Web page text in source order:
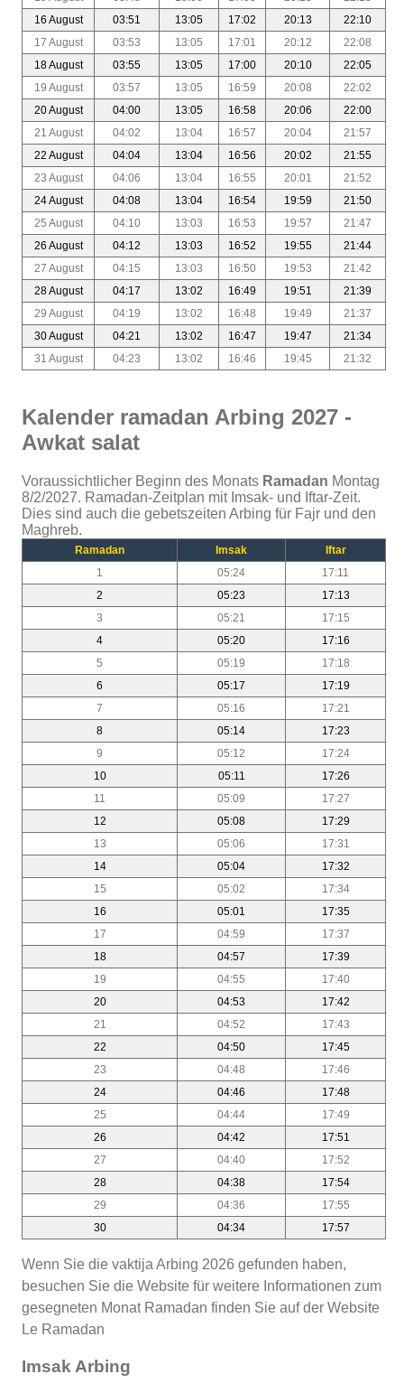
16 August
03:51 13:05 17:02 20:13
22:10
17 August
03:53 13:05 17:01 20:12
22:08
18 August
03:55 13:05 17:00 20:10
22:05
19 August
03:57 13:05 16:59 20:08
22:02
20 August
04:00 13:05 16:58 20:06
22:00
21 August
04:02 13:04 16:57 20:04
21:57
22 August
04:04 13:04 16:56 20:02
21:55
23 August
04:06 13:04 16:55 20:01
21:52
24 August
04:08 13:04 16:54 19:59
21:50
25 August
04:10 13:03 16:53 19:57
21:47
26 August
04:12 13:03 16:52 19:55
21:44
27 August
04:15 13:03 16:50 19:53
21:42
28 August
04:17 13:02 16:49 19:51
21:39
29 August
04:19 13:02 16:48 19:49
21:37
30 August
04:21 13:02 16:47 19:47
21:34
31 August
04:23 13:02 16:46 19:45 21:32
Kalender ramadan Arbing 2027 -
Awkat salat
Voraussichtlicher Beginn des Monats Ramadan Montag
8/2/2027. Ramadan-Zeitplan mit Imsak- und Iftar-Zeit.
Dies sind auch die gebetszeiten Arbing für Fajr und den
Maghreb.
Ramadan Imsak
Iftar
1
05:24
17:11
2
05:23
17:13
3
05:21
17:15
4
05:20
17:16
5
05:19
17:18
6
05:17
17:19
7
05:16
17:21
8
05:14
17:23
9
05:12
17:24
10
05:11
17:26
11
05:09
17:27
12
05:08
17:29
13
05:06
17:31
14
05:04
17:32
15
05:02
17:34
16
05:01
17:35
17
04:59
17:37
18
04:57
17:39
19
04:55
17:40
20
04:53
17:42
21
04:52
17:43
22
04:50
17:45
23
04:48
17:46
24
04:46
17:48
25
04:44
17:49
26
04:42
17:51
27
04:40
17:52
28
04:38
17:54
29
04:36
17:55
30
04:34 17:57
Wenn Sie die vaktija Arbing 2026 gefunden haben,
besuchen Sie die Website für weitere Informationen zum
gesegneten Monat Ramadan finden Sie auf der Website
Le Ramadan
Imsak Arbing